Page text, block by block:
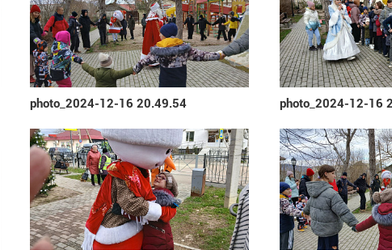
photo_2024-12-16 20.49.54 photo_2024-12-16